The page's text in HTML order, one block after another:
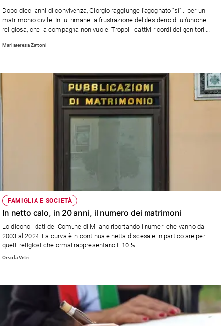
Chiesa
e
Santi
Società
e
valori
Ambiente
e
Creato
di
valore
Dopo dieci anni di convivenza, Giorgio raggiunge l’agognato “sì”... per un
matrimonio civile. In lui rimane la frustrazione del desiderio di un'unione
religiosa, che la compagna non vuole. Troppi i cattivi ricordi dei genitori.
Mariateresa Zattoni
FAMIGLIA E SOCIETÀ
In netto calo, in 20 anni, il numero dei matrimoni
Lo dicono i dati del Comune di Milano riportando i numeri che vanno dal
2003 al 2024. La curva è in continua e netta discesa e in particolare per
quelli religiosi che ormai rappresentano il 10 %
Orsola Vetri